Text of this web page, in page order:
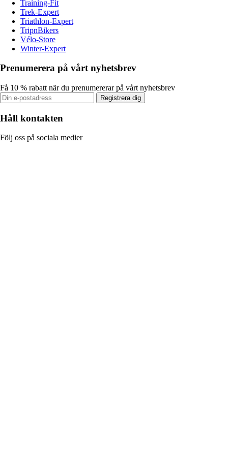
Training-Fit
Trek-Expert
Triathlon-Expert
TripnBikers
Vélo-Store
Winter-Expert
Prenumerera på vårt nyhetsbrev
Få 10 % rabatt när du prenumererar på vårt nyhetsbrev
Registrera dig
Håll kontakten
Följ oss på sociala medier